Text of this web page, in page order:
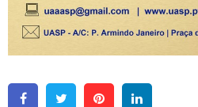
FacebookTwitter Pinterest